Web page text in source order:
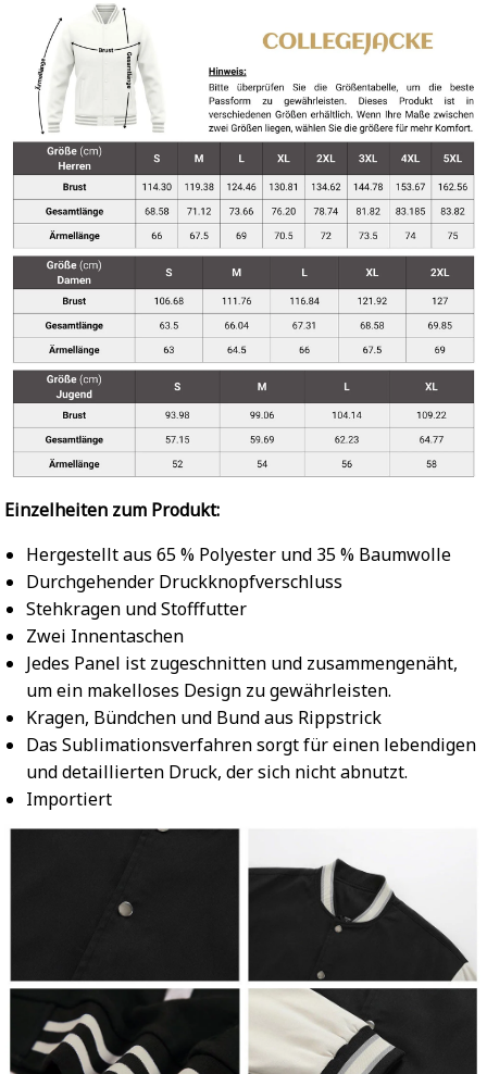
Einzelheiten zum Produkt:
Hergestellt aus 65 % Polyester und 35 % Baumwolle
Durchgehender Druckknopfverschluss
Stehkragen und Stofffutter
Zwei Innentaschen
Jedes Panel ist zugeschnitten und zusammengenäht,
um ein makelloses Design zu gewährleisten.
Kragen, Bündchen und Bund aus Rippstrick
Das Sublimationsverfahren sorgt für einen lebendigen
und detaillierten Druck, der sich nicht abnutzt.
Importiert